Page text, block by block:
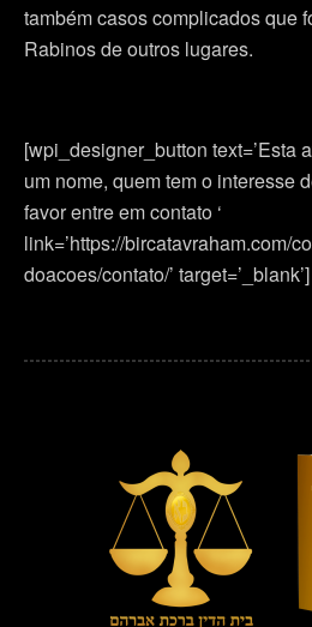
também casos complicados que
Rabinos de outros lugares.
[wpi_designer_button text=’Esta
um nome, quem tem o interesse
favor entre em contato ‘
link=’https://bircatavraham.com/
doacoes/contato/’ target=’_blank’]